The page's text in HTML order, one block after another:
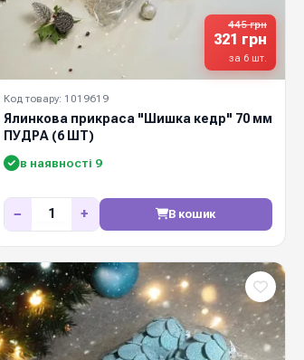
445 грн
321 грн
за 6 шт.
Код товару: 1019619
Ялинкова прикраса "Шишка кедр" 70 мм
ПУДРА (6 ШТ)
в наявності 9
− + В кошик